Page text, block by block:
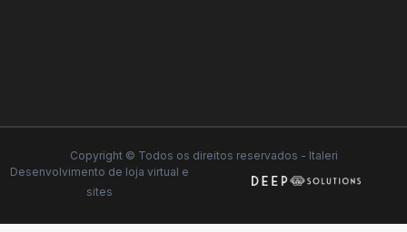
Copyright © Todos os direitos reservados - Italeri
Desenvolvimento de loja virtual e
sites